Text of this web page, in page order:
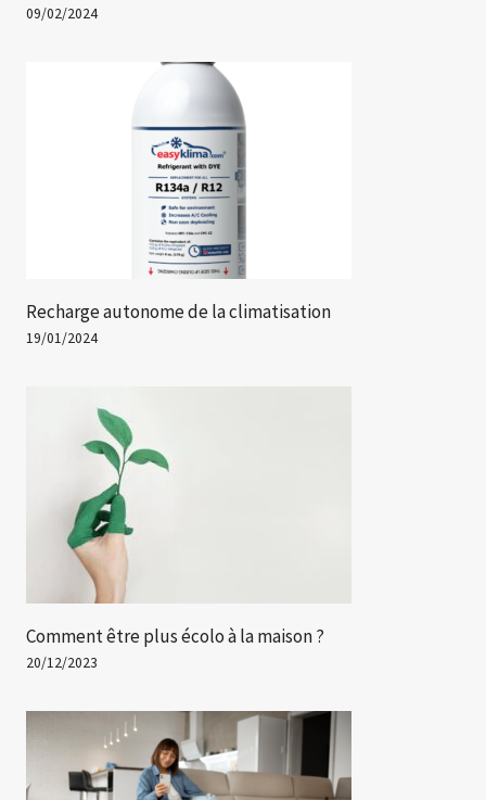
09/02/2024
Recharge autonome de la climatisation
19/01/2024
Comment être plus écolo à la maison ?
20/12/2023